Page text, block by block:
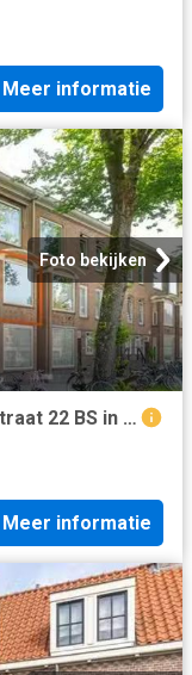
Meer informatie
Foto bekijken
Appartement te koop Heijermansstraat 22 BS in Utrecht voor € 4.
Meer informatie